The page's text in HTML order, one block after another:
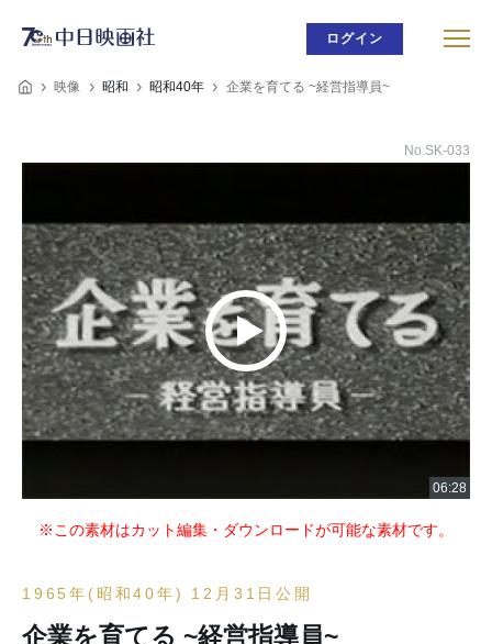
ログイン
映像 昭和 昭和40年 企業を育てる ~経営指導員~
No.SK-033
※この素材はカット編集・ダウンロードが可能な素材です。
1965年(昭和40年) 12月31日公開
企業を育てる ~経営指導員~